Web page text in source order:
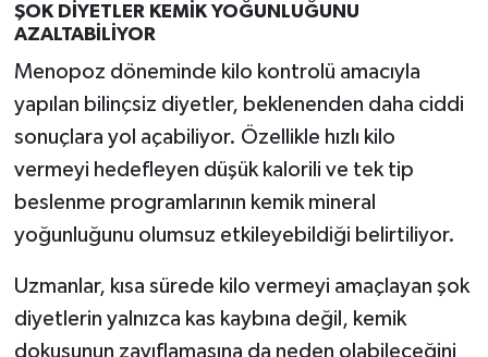
ŞOK DİYETLER KEMİK YOĞUNLUĞUNU
AZALTABİLİYOR
Menopoz döneminde kilo kontrolü amacıyla
yapılan bilinçsiz diyetler, beklenenden daha ciddi
sonuçlara yol açabiliyor. Özellikle hızlı kilo
vermeyi hedefleyen düşük kalorili ve tek tip
beslenme programlarının kemik mineral
yoğunluğunu olumsuz etkileyebildiği belirtiliyor.
Uzmanlar, kısa sürede kilo vermeyi amaçlayan şok
diyetlerin yalnızca kas kaybına değil, kemik
dokusunun zayıflamasına da neden olabileceğini